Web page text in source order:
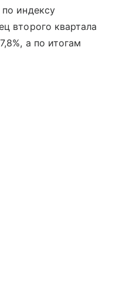
индексу
второго квартала
а по итогам